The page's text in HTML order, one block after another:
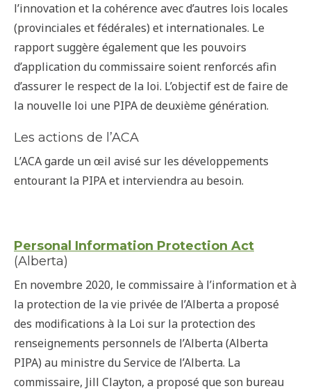
l’innovation et la cohérence avec d’autres lois locales
(provinciales et fédérales) et internationales. Le
rapport suggère également que les pouvoirs
d’application du commissaire soient renforcés afin
d’assurer le respect de la loi. L’objectif est de faire de
la nouvelle loi une PIPA de deuxième génération.
Les actions de l’ACA
L’ACA garde un œil avisé sur les développements
entourant la PIPA et interviendra au besoin.
Personal Information Protection Act
(Alberta)
En novembre 2020, le commissaire à l’information et à
la protection de la vie privée de l’Alberta a proposé
des modifications à la Loi sur la protection des
renseignements personnels de l’Alberta (Alberta
PIPA) au ministre du Service de l’Alberta. La
commissaire, Jill Clayton, a proposé que son bureau